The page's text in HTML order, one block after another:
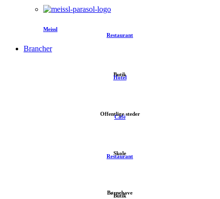
Restaurant
Butik
Offentlige steder
Skole
Børnehave
Meissl
Brancher
Hotel
Café
Restaurant
Butik